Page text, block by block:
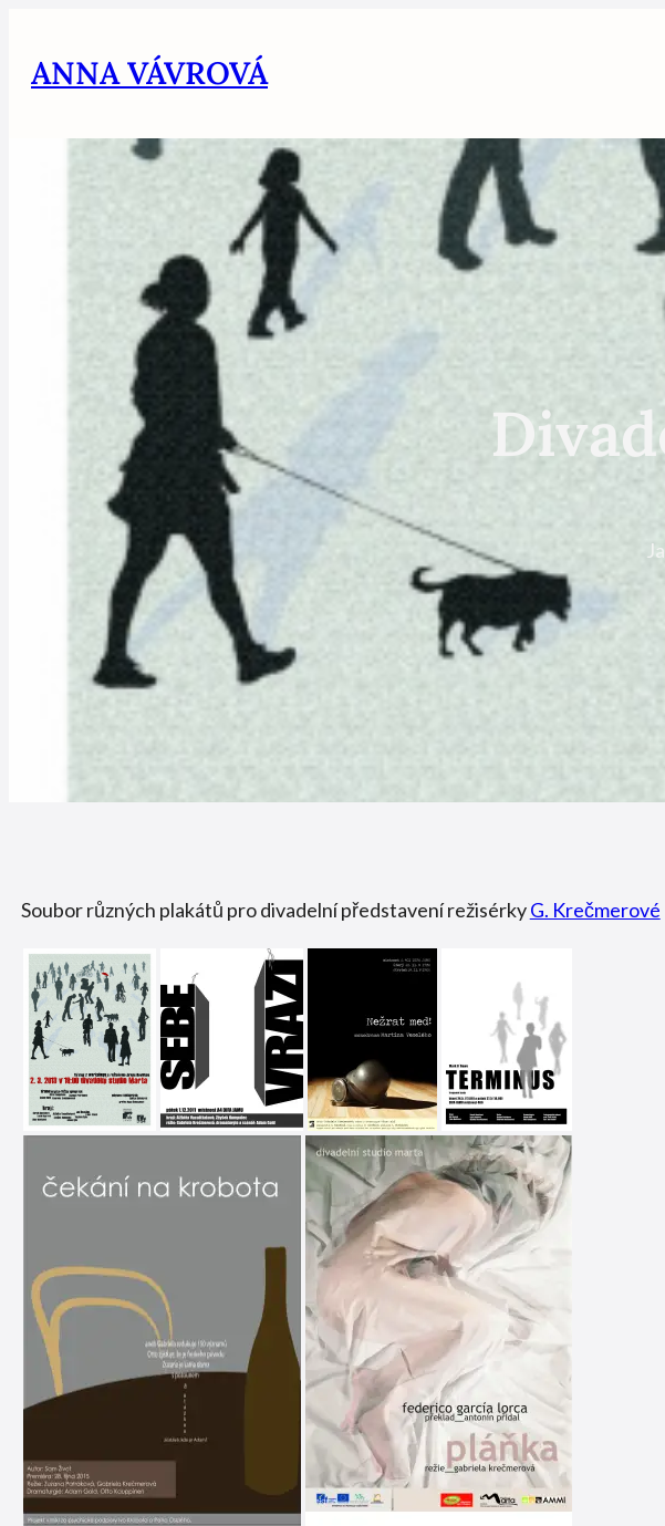
content
ANNA VÁVROVÁ
Soubor různých plakátů pro divadelní představení režisérkyG. Krečmerové